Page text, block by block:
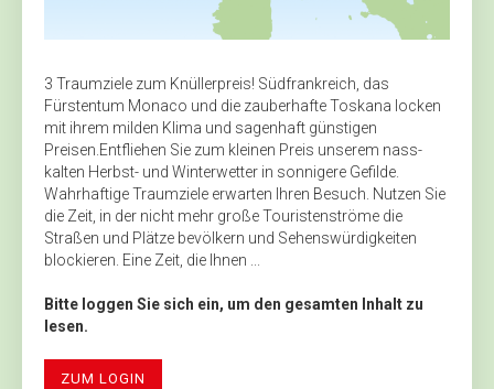
3 Traumziele zum Knüllerpreis! Südfrankreich, das
Fürstentum ­Monaco und die zauberhafte Toskana locken
mit ihrem milden Klima und sagenhaft günstigen
Preisen.Entfliehen Sie zum kleinen Preis unserem nass-
kalten Herbst- und Winterwetter in sonnigere Gefilde.
Wahrhaftige Traumziele erwarten Ihren Besuch. Nutzen Sie
die Zeit, in der nicht mehr große Touristenströme die
Straßen und Plätze bevölkern und Sehenswürdigkeiten
blockieren. Eine Zeit, die Ihnen ...
Bitte loggen Sie sich ein, um den gesamten Inhalt zu
lesen.
ZUM LOGIN